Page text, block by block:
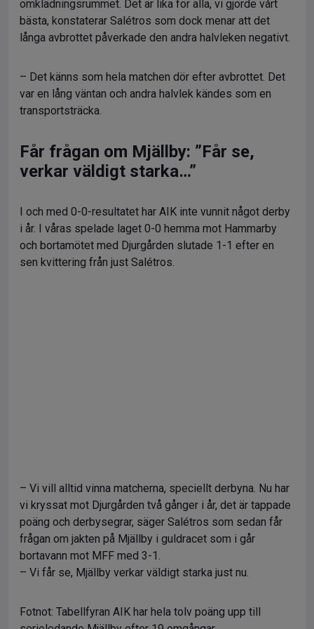
omklädningsrummet. Det är lika för alla, vi gjorde vårt
bästa, konstaterar Salétros som dock menar att det
långa avbrottet påverkade den andra halvleken negativt.
– Det känns som hela matchen dör efter avbrottet. Det
var en lång väntan och andra halvlek kändes som en
transportsträcka.
Får frågan om Mjällby: ”Får se,
verkar väldigt starka…”
I och med 0-0-resultatet har AIK inte vunnit något derby
i år. I våras spelade laget 0-0 hemma mot Hammarby
och bortamötet med Djurgården slutade 1-1 efter en
sen kvittering från just Salétros.
– Vi vill alltid vinna matcherna, speciellt derbyna. Nu har
vi kryssat mot Djurgården två gånger i år, det är tappade
poäng och derbysegrar, säger Salétros som sedan får
frågan om jakten på Mjällby i guldracet som i går
bortavann mot MFF med 3-1.
– Vi får se, Mjällby verkar väldigt starka just nu.
Fotnot: Tabellfyran AIK har hela tolv poäng upp till